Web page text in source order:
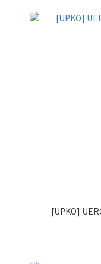
[UPKO]